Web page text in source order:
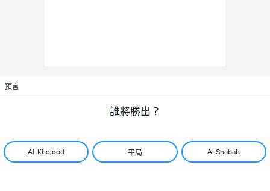
預言
誰將勝出？
Al-Kholood 平局 Al Shabab